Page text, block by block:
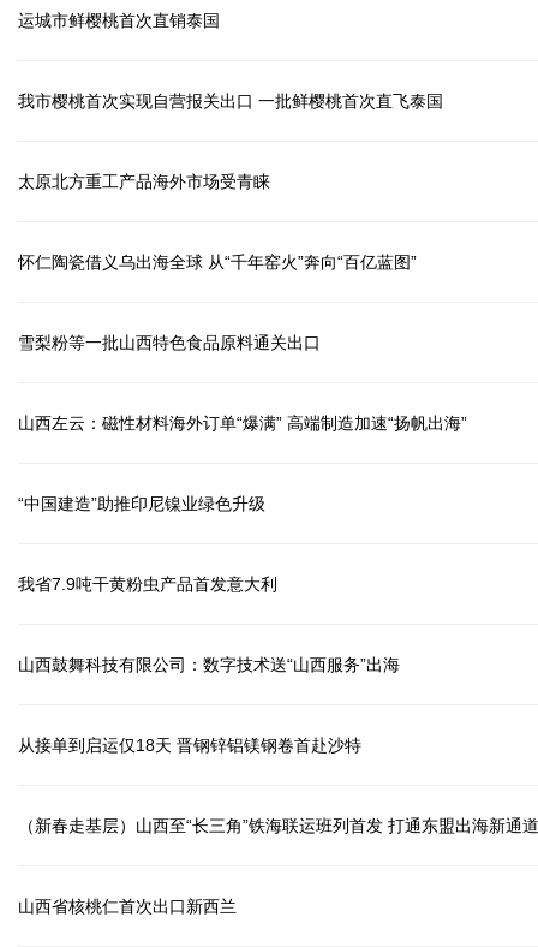
运城市鲜樱桃首次直销泰国
我市樱桃首次实现自营报关出口 一批鲜樱桃首次直飞泰国
太原北方重工产品海外市场受青睐
怀仁陶瓷借义乌出海全球 从“千年窑火”奔向“百亿蓝图”
雪梨粉等一批山西特色食品原料通关出口
山西左云：磁性材料海外订单“爆满” 高端制造加速“扬帆出海”
“中国建造”助推印尼镍业绿色升级
我省7.9吨干黄粉虫产品首发意大利
山西鼓舞科技有限公司：数字技术送“山西服务”出海
从接单到启运仅18天 晋钢锌铝镁钢卷首赴沙特
（新春走基层）山西至“长三角”铁海联运班列首发 打通东盟出海新通道
山西省核桃仁首次出口新西兰